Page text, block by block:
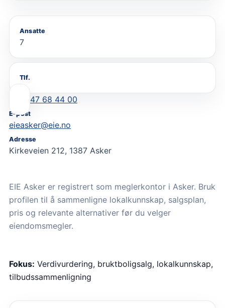
Ansatte
7
Tlf.
47 68 44 00
E-post
eieasker@eie.no
Adresse
Kirkeveien 212, 1387 Asker
EIE Asker er registrert som meglerkontor i Asker. Bruk
profilen til å sammenligne lokalkunnskap, salgsplan,
pris og relevante alternativer før du velger
eiendomsmegler.
Fokus: Verdivurdering, bruktboligsalg, lokalkunnskap,
tilbudssammenligning